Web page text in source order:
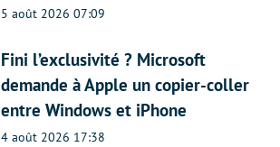
5 août 2026 07:09
Fini l’exclusivité ? Microsoft
demande à Apple un copier-coller
entre Windows et iPhone
4 août 2026 17:38